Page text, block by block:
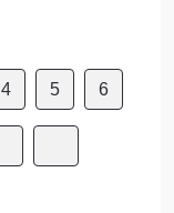
4 5 6